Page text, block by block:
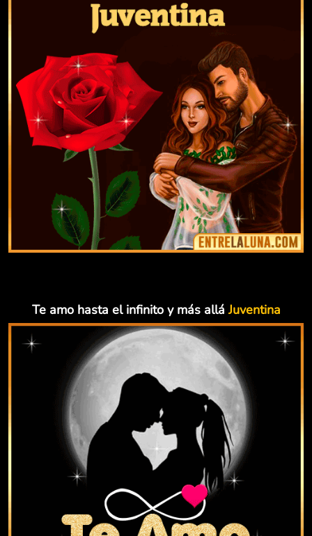
Te amo hasta el infinito y más alláJuventina